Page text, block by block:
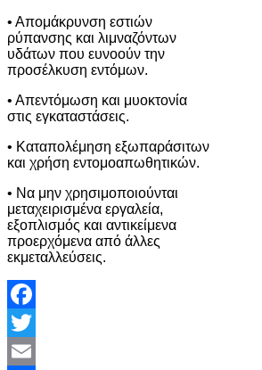
• Απομάκρυνση εστιών
ρύπανσης και λιμναζόντων
υδάτων που ευνοούν την
προσέλκυση εντόμων.
• Απεντόμωση και μυοκτονία
στις εγκαταστάσεις.
• Καταπολέμηση εξωπαράσιτων
και χρήση εντομοαπωθητικών.
• Να μην χρησιμοποιούνται
μεταχειρισμένα εργαλεία,
εξοπλισμός και αντικείμενα
προερχόμενα από άλλες
εκμεταλλεύσεις.
Facebook
Twitter